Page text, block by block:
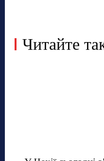
Читайте